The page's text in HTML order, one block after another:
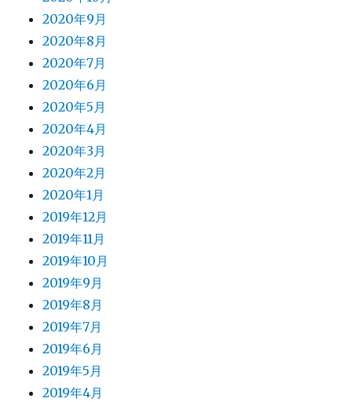
2020年9月
2020年8月
2020年7月
2020年6月
2020年5月
2020年4月
2020年3月
2020年2月
2020年1月
2019年12月
2019年11月
2019年10月
2019年9月
2019年8月
2019年7月
2019年6月
2019年5月
2019年4月